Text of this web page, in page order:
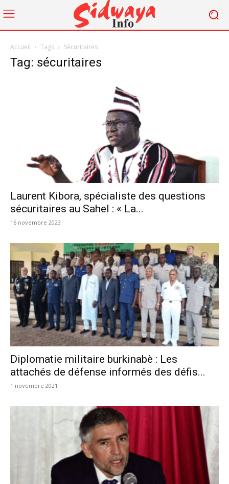
Accueil Tags Sécuritaires
Tag: sécuritaires
Laurent Kibora, spécialiste des questions
sécuritaires au Sahel : « La...
16 novembre 2023
Diplomatie militaire burkinabè : Les
attachés de défense informés des défis...
1 novembre 2021